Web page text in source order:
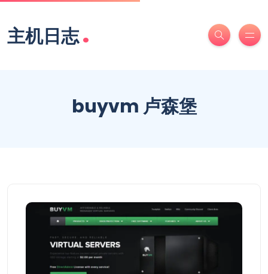
主机日志.
buyvm 卢森堡